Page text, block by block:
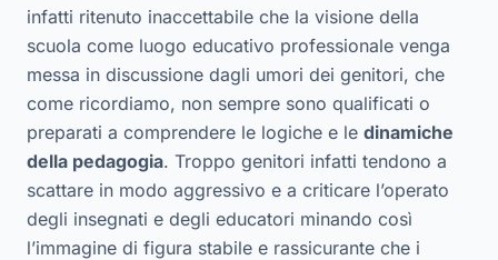
infatti ritenuto inaccettabile che la visione della
scuola come luogo educativo professionale venga
messa in discussione dagli umori dei genitori, che
come ricordiamo, non sempre sono qualificati o
preparati a comprendere le logiche e le dinamiche
della pedagogia. Troppo genitori infatti tendono a
scattare in modo aggressivo e a criticare l’operato
degli insegnati e degli educatori minando così
l’immagine di figura stabile e rassicurante che i